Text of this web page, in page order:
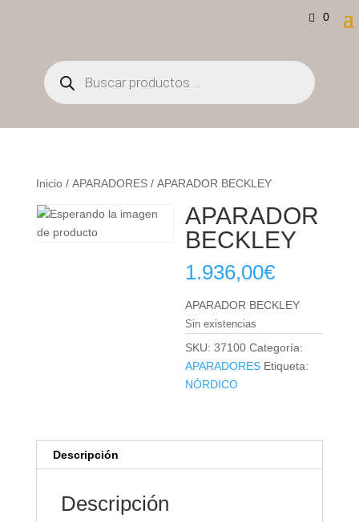
0
Búsqueda
de
productos
Inicio/ APARADORES/ APARADOR BECKLEY
APARADOR
BECKLEY
1.936,00€
APARADOR BECKLEY
Sin existencias
SKU:37100 Categoría:
APARADORES Etiqueta:
NÓRDICO
Descripción
Descripción